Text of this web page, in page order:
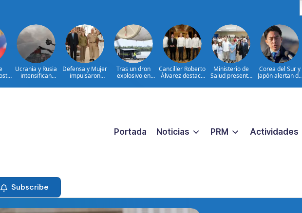
Ucrania y Rusia
intensifican
largo alcance
Defensa y Mujer
impulsaron
con cientos de
Tras un dron
explosivo en
Alemania busca
Canciller Roberto
Álvarez destaca
histórica para
México
Ministerio de
Salud presenta
evaluación para
Corea del Sur y
Japón alertan de
norcoreano
Portada Noticias PRM Actividades
Subscribe